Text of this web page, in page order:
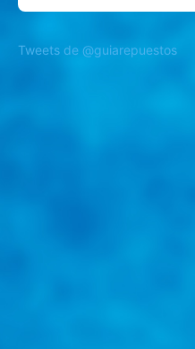
Tweets de @guiarepuestos